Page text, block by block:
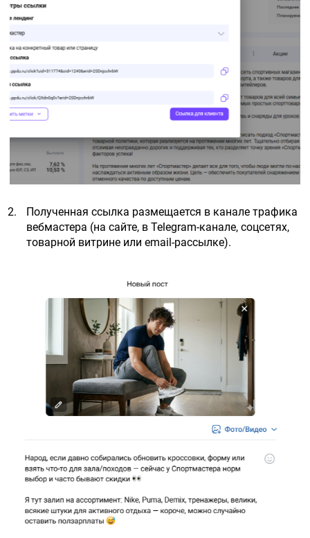
Полученная ссылка размещается в канале трафика
вебмастера (на сайте, в Telegram-канале, соцсетях,
товарной витрине или email-рассылке).